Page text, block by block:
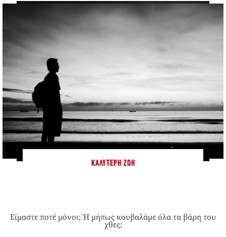
ΚΑΛΎΤΕΡΗ ΖΩΉ
Είμαστε ποτέ μόνοι; Ή μήπως κουβαλάμε όλα τα βάρη του
χθες;